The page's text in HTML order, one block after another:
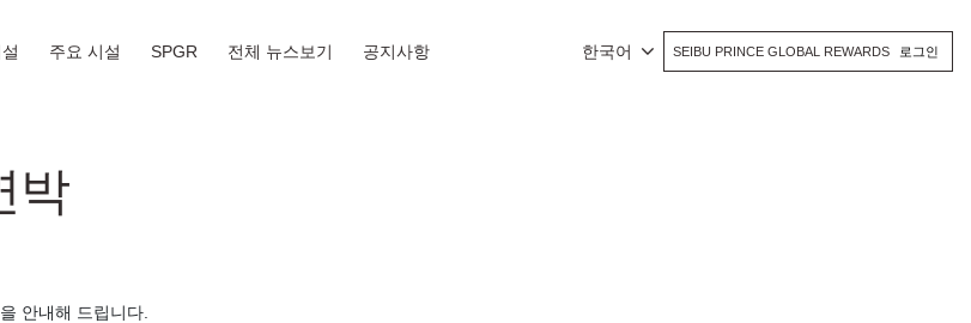
주요 시설 SPGR 전체 뉴스보기 공지사항 한국어 SEIBU PRINCE GLOBAL REWARDS 로그인
박
안내해 드립니다.